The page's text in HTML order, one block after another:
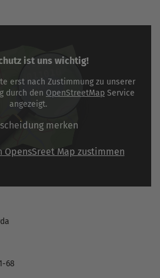
ist uns wichtig!
erst nach Zustimmung zu unserer
durch den OpenStreetMap Service
angezeigt.
merken
OpensSreet Map zustimmen
68